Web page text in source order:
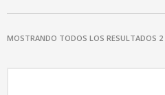
MOSTRANDO TODOS LOS RESULTADOS 2